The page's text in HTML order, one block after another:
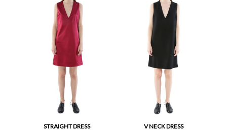
STRAIGHT DRESS V NECK DRESS